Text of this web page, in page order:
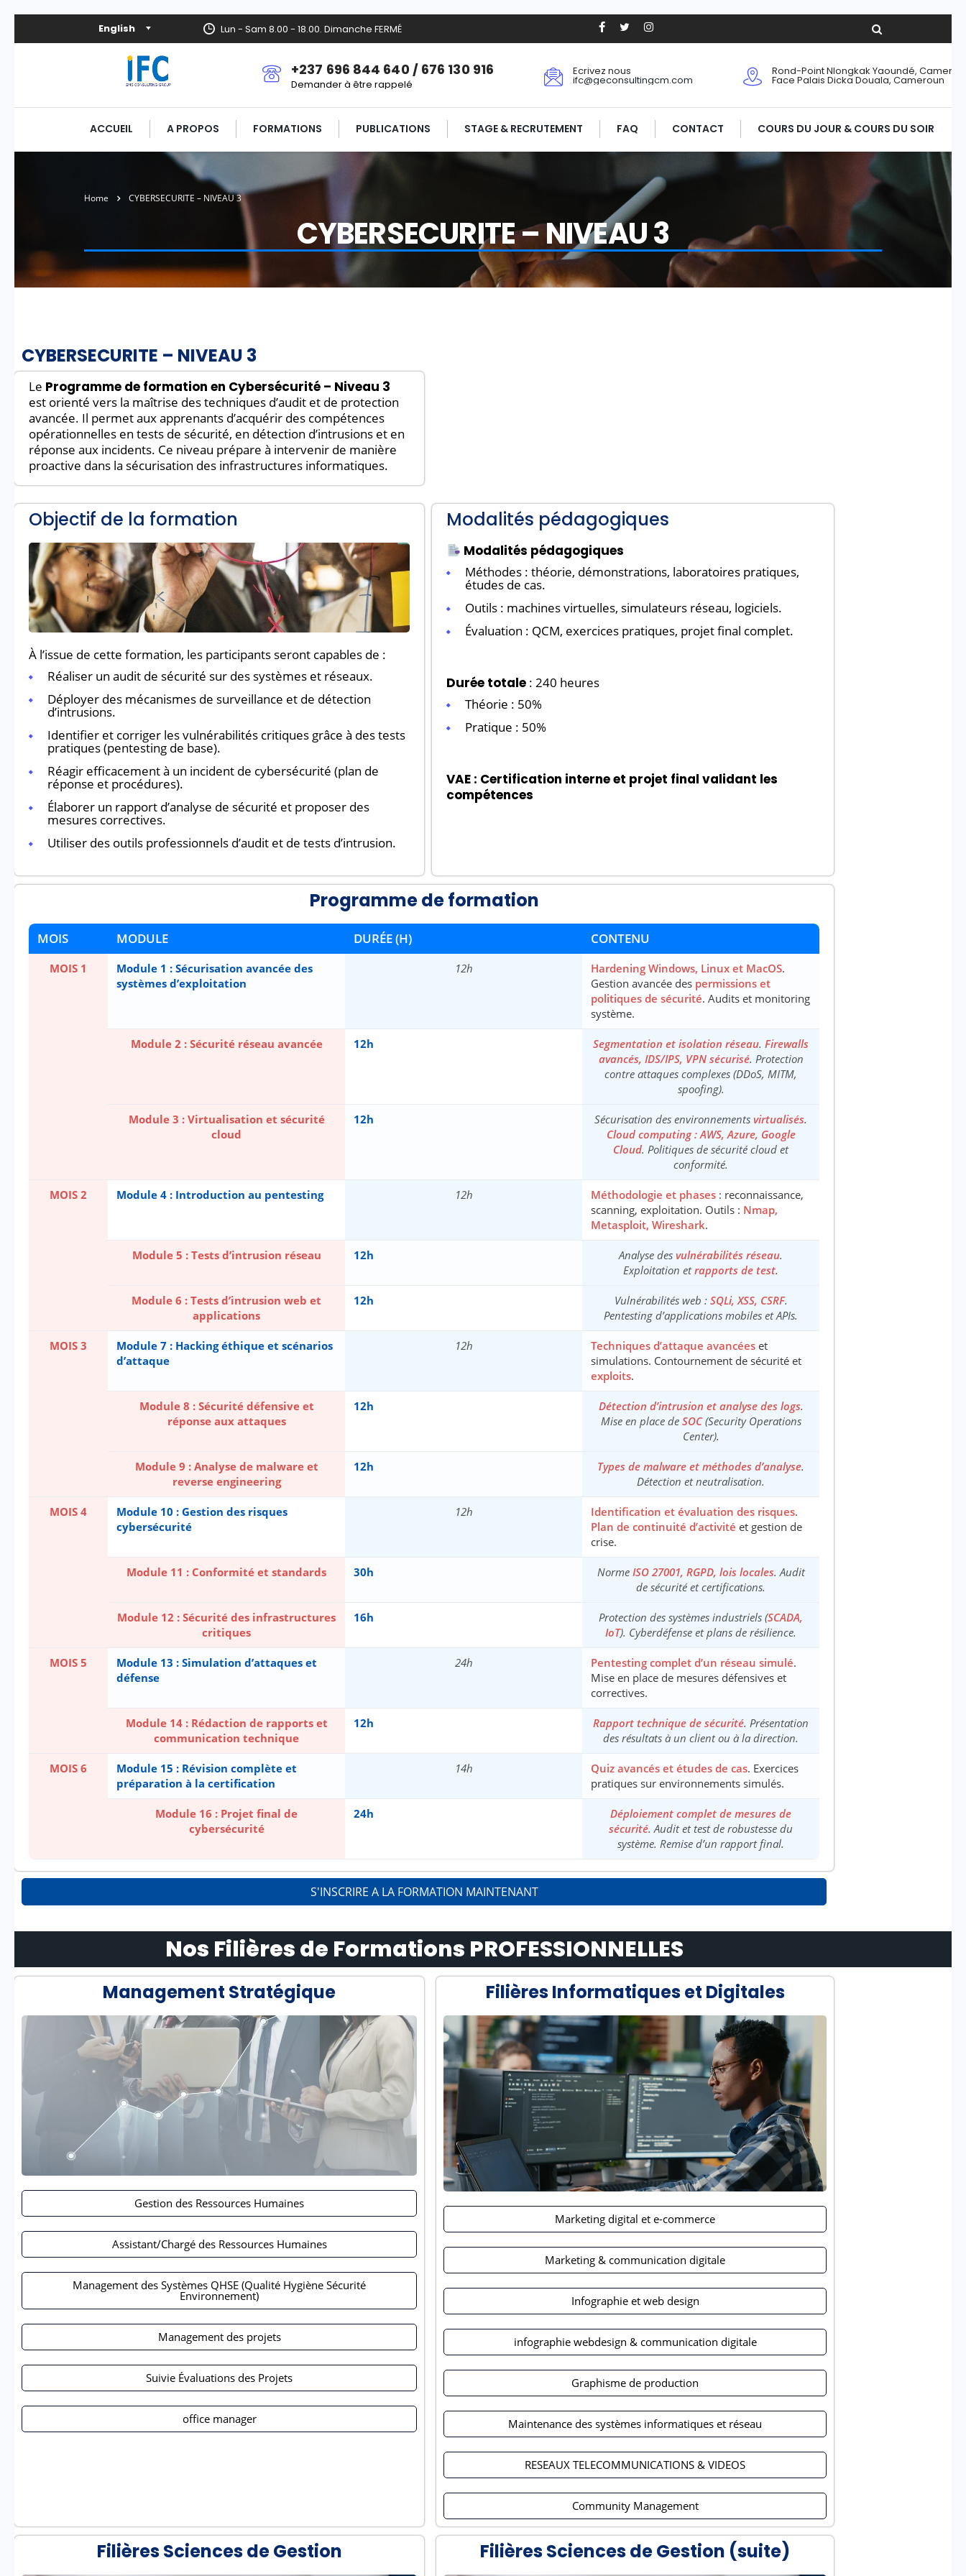
English Lun - Sam 8.00 - 18.00. Dimanche FERMÉ
+237 696 844 640 / 676 130 916
Demander à être rappelé
Ecrivez nous
ifc@geconsultingcm.com
Rond-Point Nlongkak Yaoundé,
Face Palais Dicka Douala, Cameroun
ACCUEIL A PROPOS FORMATIONS PUBLICATIONS STAGE & RECRUTEMENT FAQ CONTACT COURS DU JOUR & COURS DU SOIR
Home CYBERSECURITE – NIVEAU 3
CYBERSECURITE – NIVEAU 3
CYBERSECURITE – NIVEAU 3
Le Programme de formation en Cybersécurité – Niveau 3
est orienté vers la maîtrise des techniques d’audit et de protection
avancée. Il permet aux apprenants d’acquérir des compétences
opérationnelles en tests de sécurité, en détection d’intrusions et en
réponse aux incidents. Ce niveau prépare à intervenir de manière
proactive dans la sécurisation des infrastructures informatiques.
Objectif de la formation
À l’issue de cette formation, les participants seront capables de :
Réaliser un audit de sécurité sur des systèmes et réseaux.
Déployer des mécanismes de surveillance et de détection
d’intrusions.
Identifier et corriger les vulnérabilités critiques grâce à des tests
pratiques (pentesting de base).
Réagir efficacement à un incident de cybersécurité (plan de
réponse et procédures).
Élaborer un rapport d’analyse de sécurité et proposer des
mesures correctives.
Utiliser des outils professionnels d’audit et de tests d’intrusion.
Modalités pédagogiques
Modalités pédagogiques
Méthodes : théorie, démonstrations, laboratoires pratiques,
études de cas.
Outils : machines virtuelles, simulateurs réseau, logiciels.
Évaluation : QCM, exercices pratiques, projet final complet.
Durée totale : 240 heures
Théorie : 50%
Pratique : 50%
VAE : Certification interne et projet final validant les
compétences
Programme de formation
MOIS MODULE DURÉE (H) CONTENU
MOIS 1
Module 1 : Sécurisation avancée des
systèmes d’exploitation
12h Hardening Windows, Linux et MacOS.
Gestion avancée des permissions et
politiques de sécurité. Audits et monitoring
système.
Module 2 : Sécurité réseau avancée 12h Segmentation et isolation réseau. Firewalls
avancés, IDS/IPS, VPN sécurisé. Protection
contre attaques complexes (DDoS, MITM,
spoofing).
Module 3 : Virtualisation et sécurité
cloud
12h Sécurisation des environnements virtualisés.
Cloud computing : AWS, Azure, Google
Cloud. Politiques de sécurité cloud et
conformité.
MOIS 2 Module 4 : Introduction au pentesting 12h Méthodologie et phases : reconnaissance,
scanning, exploitation. Outils : Nmap,
Metasploit, Wireshark.
Module 5 : Tests d’intrusion réseau 12h Analyse des vulnérabilités réseau.
Exploitation etrapports de test.
Module 6 : Tests d’intrusion web et
applications
12h Vulnérabilités web : SQLi, XSS, CSRF.
Pentesting d’applications mobiles et APIs.
MOIS 3
Module 7 : Hacking éthique et scénarios
d’attaque
12h Techniques d’attaque avancées et
simulations. Contournement de sécurité et
exploits.
Module 8 : Sécurité défensive et
réponse aux attaques
12h Détection d’intrusion et analyse des logs.
Mise en place de SOC(Security Operations
Center).
Module 9 : Analyse de malware et
reverse engineering
12h Types de malware et méthodes d’analyse.
Détection et neutralisation.
MOIS 4
Module 10 : Gestion des risques
cybersécurité
12h Identification et évaluation des risques.
Plan de continuité d’activité et gestion de
crise.
Module 11 : Conformité et standards 30h Norme ISO 27001, RGPD, lois locales. Audit
de sécurité et certifications.
Module 12 : Sécurité des infrastructures
critiques
16h Protection des systèmes industriels (SCADA,
IoT). Cyberdéfense et plans de résilience.
MOIS 5
Module 13 : Simulation d’attaques et
défense
24h Pentesting complet d’un réseau simulé.
Mise en place de mesures défensives et
correctives.
Module 14 : Rédaction de rapports et
communication technique
12h Rapport technique de sécurité. Présentation
des résultats à un client ou à la direction.
MOIS 6
Module 15 : Révision complète et
préparation à la certification
14h Quiz avancés et études de cas. Exercices
pratiques sur environnements simulés.
Module 16 : Projet final de
cybersécurité
24h
Déploiement complet de mesures de
sécurité. Audit et test de robustesse du
système. Remise d’un rapport final.
S'INSCRIRE A LA FORMATION MAINTENANT
Nos Filières de Formations PROFESSIONNELLES
Management Stratégique
Gestion des Ressources Humaines
Assistant/Chargé des Ressources Humaines
Management des Systèmes QHSE (Qualité Hygiène Sécurité
Environnement)
Management des projets
Suivie Évaluations des Projets
office manager
Filières Informatiques et Digitales
Marketing digital et e-commerce
Marketing & communication digitale
Infographie et web design
infographie webdesign & communication digitale
Graphisme de production
Maintenance des systèmes informatiques et réseau
RESEAUX TELECOMMUNICATIONS & VIDEOS
Community Management
Filières Sciences de Gestion Filières Sciences de Gestion (suite)